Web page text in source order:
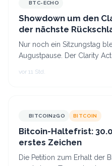
BTC-ECHO
Showdown um den
der nächste
Nur noch ein Sitzungstag
Augustpause. Der Clarity
vor 11 Std.
BITCOIN2GO BITCOIN
Bitcoin-Haltefrist:
erstes Zeichen
Die Petition zum Erhalt der